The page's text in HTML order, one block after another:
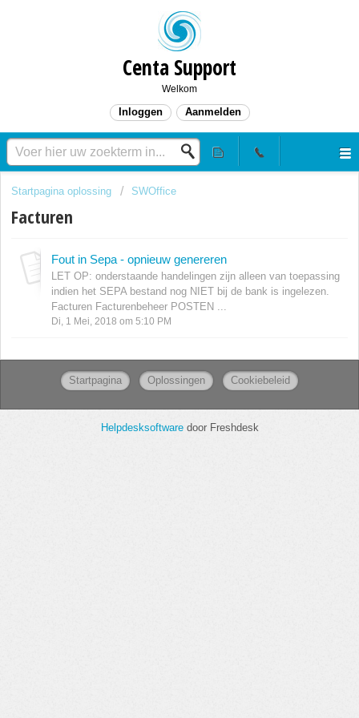
Centa Support
Welkom
Inloggen Aanmelden
Startpagina oplossing SWOffice
Facturen
Fout in Sepa - opnieuw genereren
LET OP: onderstaande handelingen zijn alleen van toepassing
indien het SEPA bestand nog NIET bij de bank is ingelezen.
Facturen Facturenbeheer POSTEN ...
Di, 1 Mei, 2018 om 5:10 PM
Startpagina Oplossingen Cookiebeleid
Helpdesksoftware door Freshdesk